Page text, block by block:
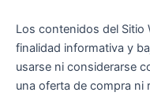
Los contenidos del Sitio
finalidad informativa y
usarse ni considerarse
una oferta de compra ni